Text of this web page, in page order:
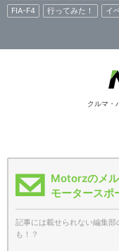
FIA-F4
行ってみた！ イ
クルマ・
Motorzのメ
モータースポ
記事には載せられない編集
も！？